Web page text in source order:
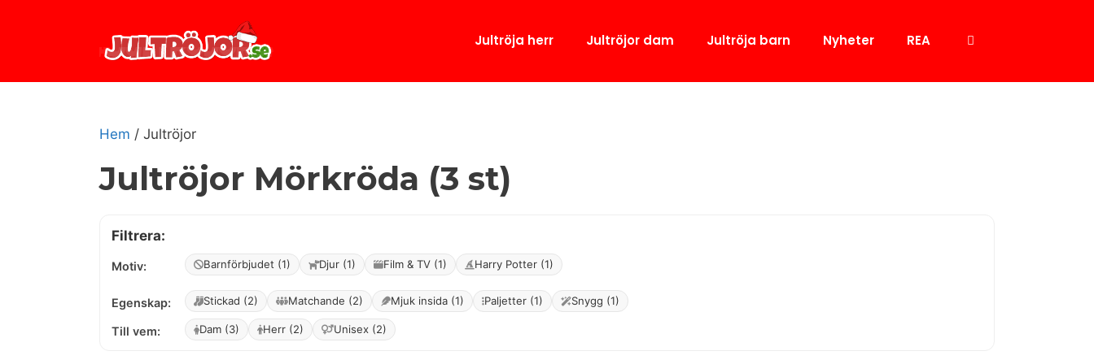
Jultröja herr Jultröjor dam Jultröja barn Nyheter REA
Hem / Jultröjor
Jultröjor Mörkröda (3 st)
Filtrera:
Motiv: Barnförbjudet (1) Djur (1) Film & TV (1) Harry Potter (1)
Egenskap: Stickad (2) Matchande (2) Mjuk insida (1) Paljetter (1) Snygg (1)
Till vem: Dam (3) Herr (2) Unisex (2)